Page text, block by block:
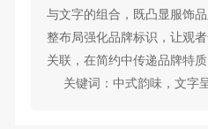
与文字的组合，既凸显服饰
整布局强化品牌标识，让观
关联，在简约中传递品牌特质
关键词：中式韵味，文字